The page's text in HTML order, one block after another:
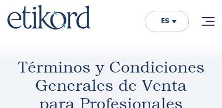
ES
Términos y Condiciones
Generales de Venta